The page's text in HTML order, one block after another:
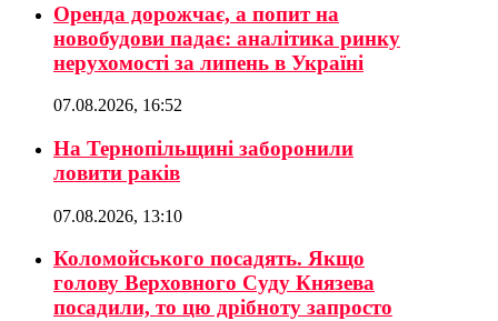
Оренда дорожчає, а попит на
новобудови падає: аналітика ринку
нерухомості за липень в Україні
07.08.2026, 16:52
На Тернопільщині заборонили
ловити раків
07.08.2026, 13:10
Коломойського посадять. Якщо
голову Верховного Суду Князева
посадили, то цю дрібноту запросто